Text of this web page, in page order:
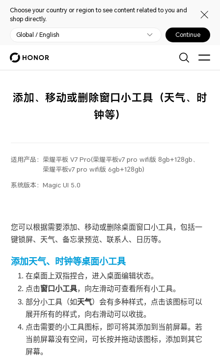
Choose your country or region to see content related to you and
shop directly.
Global / English Continue
添加、移动或删除窗口小工具（天气、时
钟等）
适用产品： 荣耀平板 V7 Pro(荣耀平板v7 pro wifi版 8gb+128gb、
荣耀平板v7 pro wifi版 6gb+128gb)
系统版本：Magic UI 5.0
您可以根据需要添加、移动或删除桌面窗口小工具，包括一
键锁屏、天气、备忘录预览、联系人、日历等。
添加天气、时钟等桌面小工具
在桌面上双指捏合，进入桌面编辑状态。
点击窗口小工具，向左滑动可查看所有小工具。
部分小工具（如天气）会有多种样式，点击该图标可以
展开所有的样式，向右滑动可以收拢。
点击需要的小工具图标，即可将其添加到当前屏幕。若
当前屏幕没有空间，可长按并拖动该图标，添加到其它
屏幕。